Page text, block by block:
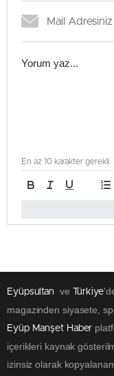
En az 10 karakter gerekli
Eyüpsultan ve Türkiye
magazinden siyasete,
Eyüp Manşet Haber
içerikleri kaynak
izinsiz olarak